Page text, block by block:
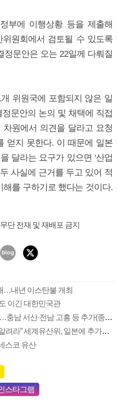
부에 이행상황 등을 제출해
위원회에서 검토될 수 있도록
문안은 오는 22일께 다뤄질
위원국에 포함되지 않은 일
문안의 논의 및 채택에 직접
원에서 의견을 달라고 요청
얻지 못한다. 이 때문에 일본
달라는 요구가 있으면 ‘산업
사실에 근거를 두고 있어 적
해를 구하기로 했다는 것이다.
단 전재 및 재배포 금지
…내년 이스탄불 개최
이긴 대한민국관
세계유산 ‘韓 갯벌’ 넓어졌다…충남 서산·전남 고흥 등 추가(종합)
“사도광산 강제노동 제대로 알려라” 세계유산위, 일본에 추가권고 결정문(종합)
스코 유산
스타그램